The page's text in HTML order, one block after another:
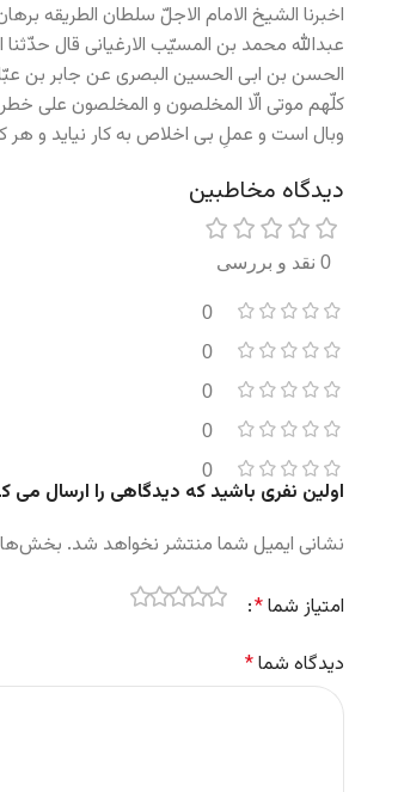
اخبرنا الشیخ الامام الاجلّ سلطان الطریقه
عبدالله محمد بن المسیّب الارغیانی قال
الحسن بن ابی الحسین البصری عن جابر بن عبّاس
کلّهم موتی الّا المخلصون و المخلصون علی
وبال است و عملِ بی اخلاص به کار نیاید و
دیدگاه مخاطبین
0 نقد و بررسی
0
0
0
0
0
اولین نفری باشید که دیدگاهی را ارسال
نشانی ایمیل شما منتشر نخواهد شد.
امتیاز شما*
دیدگاه شما*